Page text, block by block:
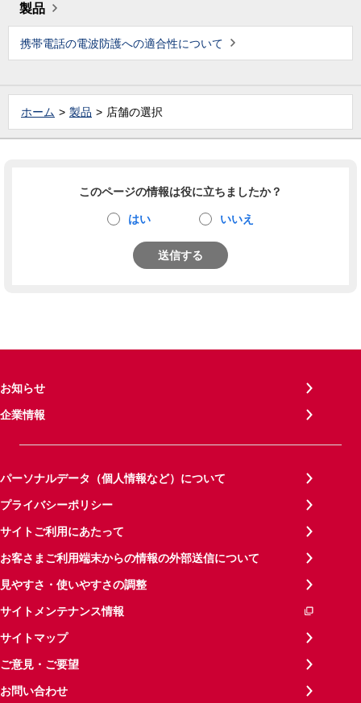
製品
携帯電話の電波防護への適合性について
ホーム 製品 店舗の選択
このページの情報は役に立ちましたか？
はい いいえ
送信する
お知らせ
企業情報
パーソナルデータ（個人情報など）について
プライバシーポリシー
サイトご利用にあたって
お客さまご利用端末からの情報の外部送信について
見やすさ・使いやすさの調整
サイトメンテナンス情報
サイトマップ
ご意見・ご要望
お問い合わせ